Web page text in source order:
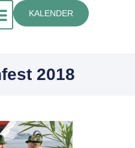
KALENDER
2018